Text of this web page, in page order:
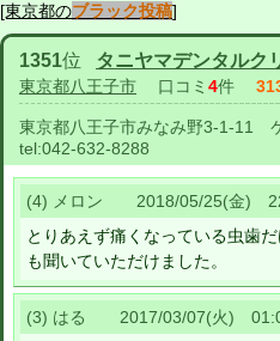
[東京都のブラック投稿]
1351位 タニヤマデンタルク
東京都八王子市 口コミ 4件
東京都八王子市みなみ野3-1-11
tel:042-632-8288
(4) メロン 2018/05/25(金)
とりあえず痛くなっている虫歯
も聞いていただけました。
(3) はる 2017/03/07(火)